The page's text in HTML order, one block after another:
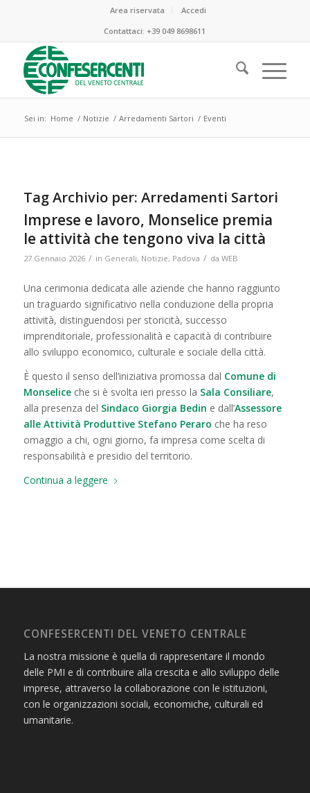
Area riservata
Accedi
Contattaci:+39 049 8698611
Sei in: Home / Notizie / Arredamenti Sartori / Eventi
Tag Archivio per: Arredamenti Sartori
Imprese e lavoro, Monselice premia
le attività che tengono viva la città
27 Gennaio 2026 / in Generali, Notizie, Padova / da WEB
Una cerimonia dedicata alle aziende che hanno raggiunto
un traguardo significativo nella conduzione della propria
attività, distinguendosi per storicità, successo
imprenditoriale, professionalità e capacità di contribuire
allo sviluppo economico, culturale e sociale della città.
È questo il senso dell’iniziativa promossa dal Comune di
Monseliceche si è svolta ieri presso la Sala Consiliare,
alla presenza del Sindaco Giorgia Bedin e dall’Assessore
alle Attività Produttive Stefano Peraro che ha reso
omaggio a chi, ogni giorno, fa impresa come scelta di
responsabilità e presidio del territorio.
Continua a leggere
CONFESERCENTI DEL VENETO CENTRALE
La nostra missione è quella di rappresentare il mondo
delle PMI e di contribuire alla crescita e allo sviluppo delle
imprese, attraverso la collaborazione con le istituzioni,
con le organizzazioni sociali, economiche, culturali ed
umanitarie.